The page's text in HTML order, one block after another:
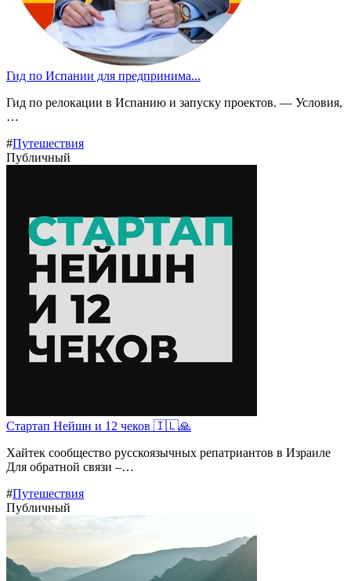
Гид по Испании для предпринима...
Гид по релокации в Испанию и запуску проектов. — Условия,
…
#Путешествия
Публичный
Стартап Нейшн и 12 чеков 🇮🇱🙏
Хайтек сообщество русскоязычных репатриантов в Израиле
Для обратной связи –…
#Путешествия
Публичный